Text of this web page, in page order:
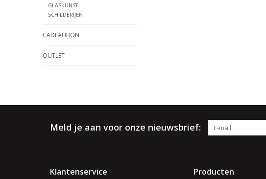
GLASKUNST
SCHILDERIJEN
CADEAUBON
OUTLET
Meld je aan voor onze nieuwsbrief:
Klantenservice Producten